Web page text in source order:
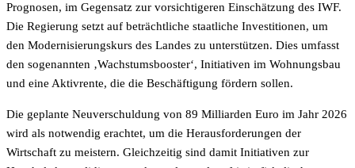
Prognosen, im Gegensatz zur vorsichtigeren Einschätzung des IWF.
Die Regierung setzt auf beträchtliche staatliche Investitionen, um
den Modernisierungskurs des Landes zu unterstützen. Dies umfasst
den sogenannten ‚Wachstumsbooster‘, Initiativen im Wohnungsbau
und eine Aktivrente, die die Beschäftigung fördern sollen.
Die geplante Neuverschuldung von 89 Milliarden Euro im Jahr 2026
wird als notwendig erachtet, um die Herausforderungen der
Wirtschaft zu meistern. Gleichzeitig sind damit Initiativen zur